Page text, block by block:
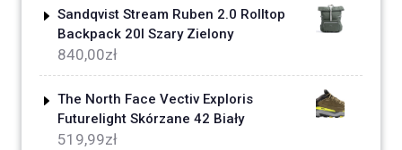
Sandqvist Stream Ruben 2.0 Rolltop
Backpack 20l Szary Zielony
840,00zł
The North Face Vectiv Exploris
Futurelight Skórzane 42 Biały
519,99zł